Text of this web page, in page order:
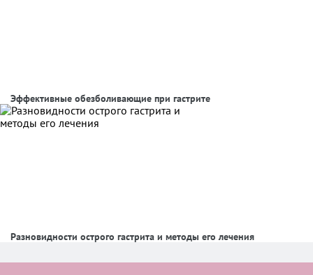
Эффективные обезболивающие при гастрите
Разновидности острого гастрита и методы его лечения